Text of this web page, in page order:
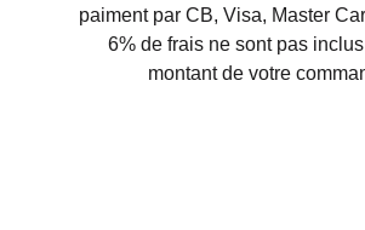
paiment par CB, Visa, Master
6% de frais ne sont pas
montant de votre